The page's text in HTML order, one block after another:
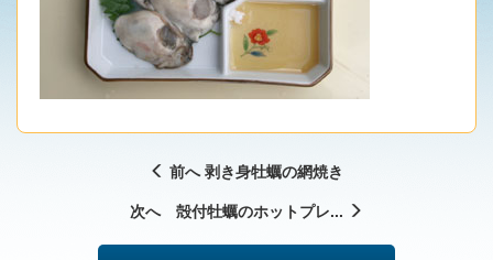
前へ 剥き身牡蠣の網焼き
次へ 殻付牡蠣のホットプレ...